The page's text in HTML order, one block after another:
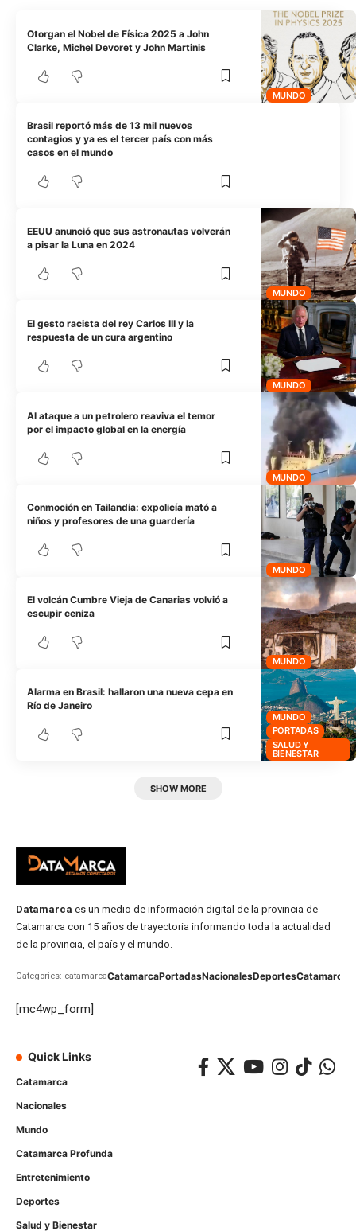
MUNDO
Otorgan el Nobel de Física 2025 a John
Clarke, Michel Devoret y John Martinis
Brasil reportó más de 13 mil nuevos
contagios y ya es el tercer país con más
casos en el mundo
MUNDO
EEUU anunció que sus astronautas volverán
a pisar la Luna en 2024
MUNDO
El gesto racista del rey Carlos III y la
respuesta de un cura argentino
MUNDO
Al ataque a un petrolero reaviva el temor
por el impacto global en la energía
MUNDO
Conmoción en Tailandia: expolicía mató a
niños y profesores de una guardería
MUNDO
El volcán Cumbre Vieja de Canarias volvió a
escupir ceniza
MUNDO
PORTADAS
SALUD Y
BIENESTAR
Alarma en Brasil: hallaron una nueva cepa en
Río de Janeiro
SHOW MORE
Datamarca es un medio de información digital de la provincia de
Catamarca con 15 años de trayectoria informando toda la actualidad
de la provincia, el país y el mundo.
Categories: catamarcaCatamarcaPortadasNacionalesDeportesCatamarca
[mc4wp_form]
Quick Links
Catamarca
Nacionales
Mundo
Catamarca Profunda
Entretenimiento
Deportes
Salud y Bienestar